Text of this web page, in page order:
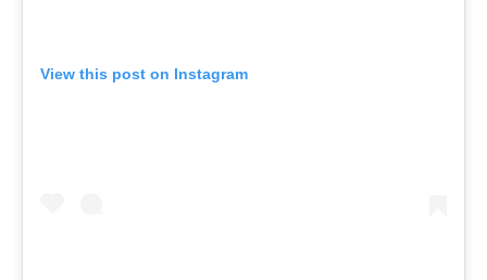
View this post on Instagram